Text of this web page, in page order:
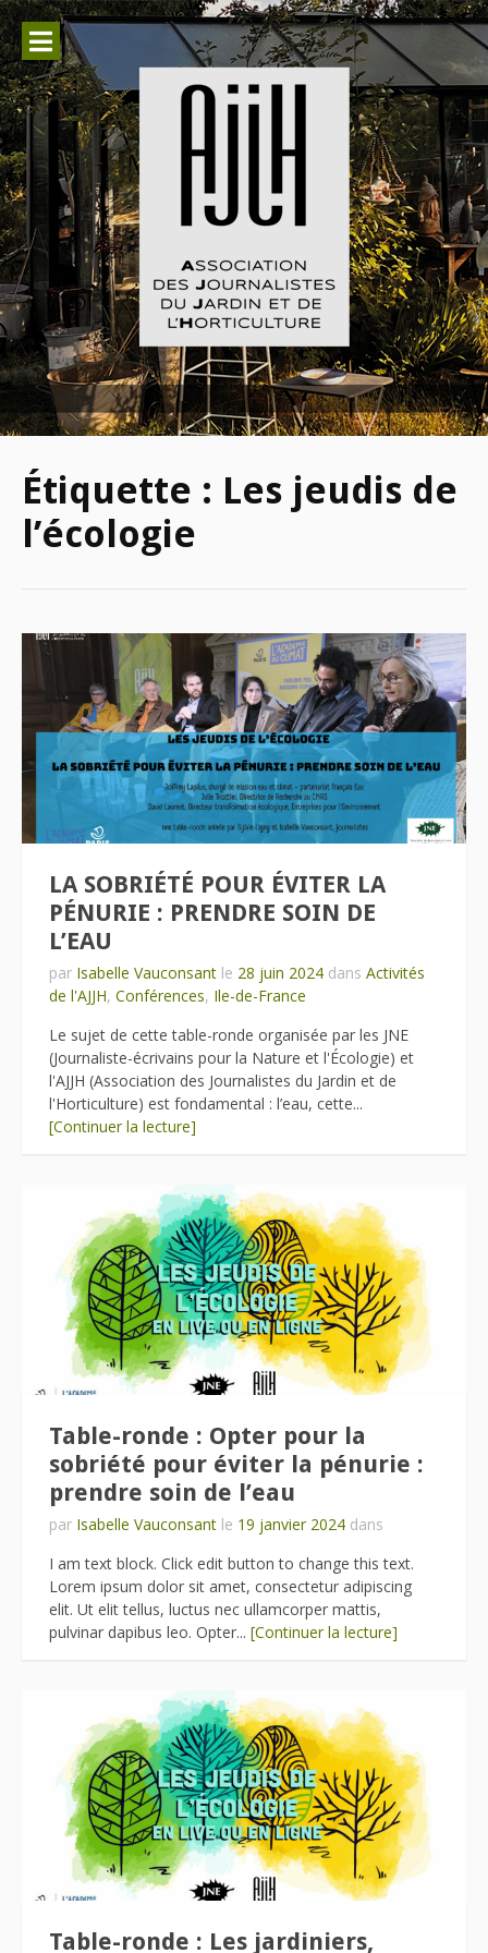
Aller
au
contenu
Association des Journalistes du
Jardin et de l'Horticulture
Étiquette : Les jeudis de
l’écologie
LA SOBRIÉTÉ POUR ÉVITER LA
PÉNURIE : PRENDRE SOIN DE
L’EAU
par Isabelle Vauconsant le 28 juin 2024 dans Activités
de l'AJJH, Conférences, Ile-de-France
Le sujet de cette table-ronde organisée par les JNE
(Journaliste-écrivains pour la Nature et l'Écologie) et
l'AJJH (Association des Journalistes du Jardin et de
l'Horticulture) est fondamental : l’eau, cette...
[Continuer la lecture]
Table-ronde : Opter pour la
sobriété pour éviter la pénurie :
prendre soin de l’eau
par Isabelle Vauconsant le 19 janvier 2024 dans
I am text block. Click edit button to change this text.
Lorem ipsum dolor sit amet, consectetur adipiscing
elit. Ut elit tellus, luctus nec ullamcorper mattis,
pulvinar dapibus leo. Opter... [Continuer la lecture]
Table-ronde : Les jardiniers,